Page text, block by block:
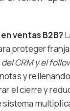
ventas B2B?
proteger
CRM y el
y
el cierre y